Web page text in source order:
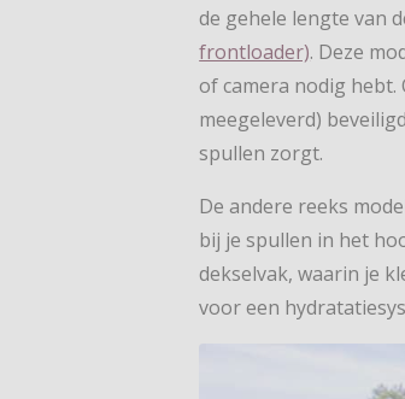
de gehele lengte van
frontloader). Deze
of camera nodig
meegeleverd)
spullen zorgt.
De andere reeks
bij je spullen in het
dekselvak, waarin je
voor een